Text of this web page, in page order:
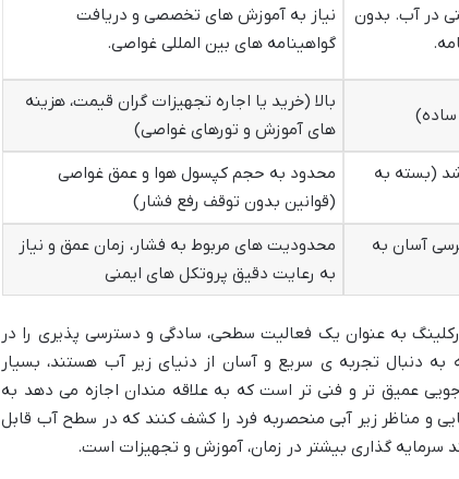
در آب. بدون
نیاز به آموزش های تخصصی و دریافت
گواهینامه های بین المللی غواصی.
ساده)
بالا (خرید یا اجاره تجهیزات گران قیمت، هزینه
های آموزش و تورهای غواصی)
(بسته به
محدود به حجم کپسول هوا و عمق غواصی
(قوانین بدون توقف رفع فشار)
آسان به
محدودیت های مربوط به فشار، زمان عمق و نیاز
به رعایت دقیق پروتکل های ایمنی
به عنوان یک فعالیت سطحی، سادگی و دسترسی پذیری را در
به دنبال تجربه ی سریع و آسان از دنیای زیر آب هستند، بسیار
عمیق تر و فنی تر است که به علاقه مندان اجازه می دهد به
و مناظر زیر آبی منحصربه فرد را کشف کنند که در سطح آب قابل
سرمایه گذاری بیشتر در زمان، آموزش و تجهیزات است.